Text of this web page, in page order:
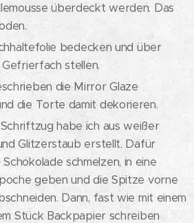
überdeckt werden. Das
bedecken und über
stellen.
die Mirror Glaze
die Torte damit dekorieren.
habe ich aus weißer
Glitzerstaub erstellt. Dafür
schmelzen, in eine
geben und die Spitze vorne
Dann, fast wie mit einem
Stück Backpapier schreiben